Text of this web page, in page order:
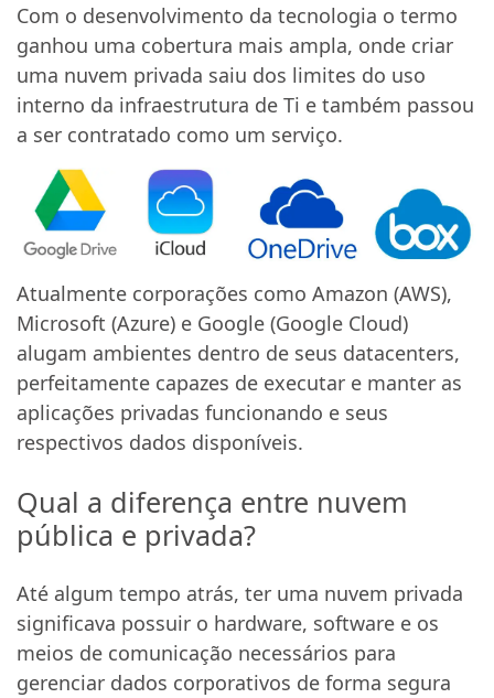
Com o desenvolvimento da tecnologia o termo
ganhou uma cobertura mais ampla, onde criar
uma nuvem privada saiu dos limites do uso
interno da infraestrutura de Ti e também passou
a ser contratado como um serviço.
Atualmente corporações como Amazon (AWS),
Microsoft (Azure) e Google (Google Cloud)
alugam ambientes dentro de seus datacenters,
perfeitamente capazes de executar e manter as
aplicações privadas funcionando e seus
respectivos dados disponíveis.
Qual a diferença entre nuvem
pública e privada?
Até algum tempo atrás, ter uma nuvem privada
significava possuir o hardware, software e os
meios de comunicação necessários para
gerenciar dados corporativos de forma segura